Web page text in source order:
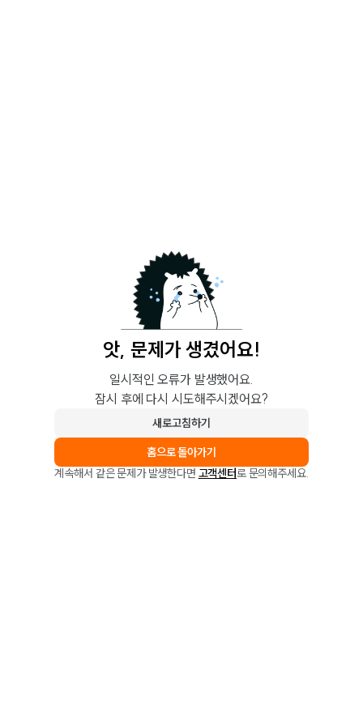
앗, 문제가 생겼어요!
일시적인 오류가 발생했어요.
잠시 후에 다시 시도해주시겠어요?
새로고침하기
홈으로 돌아가기
계속해서 같은 문제가 발생한다면 고객센터로 문의해주세요.